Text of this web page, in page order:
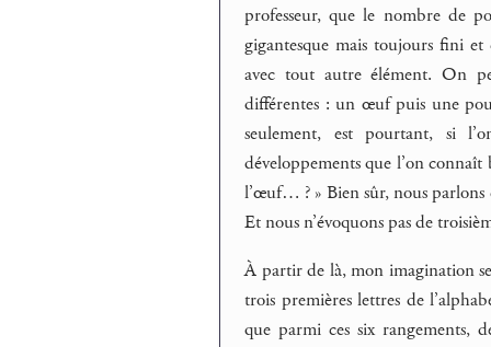
professeur, que le nombre de
gigantesque mais toujours fini
avec tout autre élément. On
différentes : un œuf puis une
seulement, est pourtant, si
développements que l’on
l’œuf… ? » Bien sûr, nous
Et nous n’évoquons pas de
À partir de là, mon imagination
trois premières lettres de
que parmi ces six rangements,